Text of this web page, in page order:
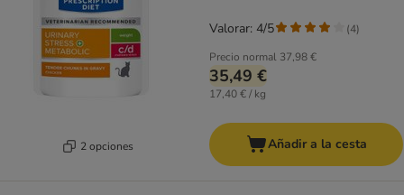
2 opciones
Precio normal 37,98 €
35,49 €
17,40 € / kg
Valorar: 4/5 (4)
Añadir a la cesta